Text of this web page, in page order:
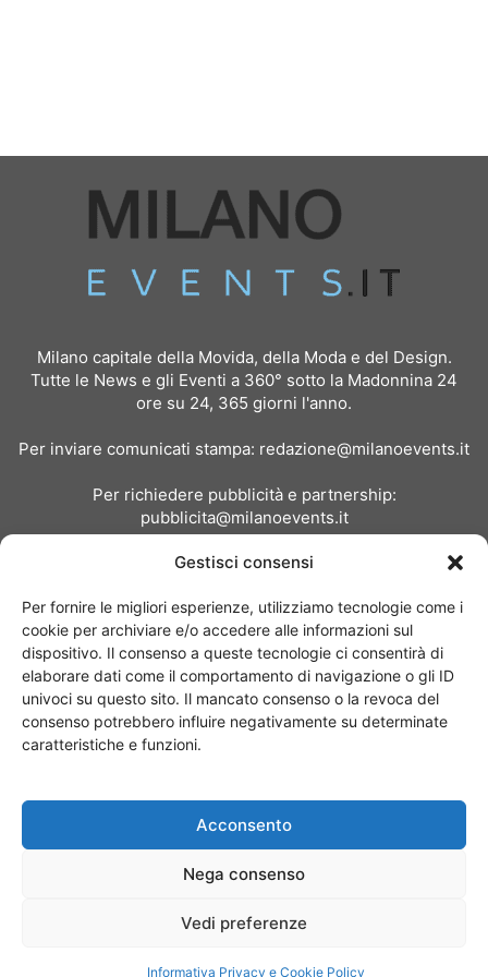
Gestisci consensi
Per fornire le migliori esperienze, utilizziamo tecnologie come i
cookie per archiviare e/o accedere alle informazioni sul
dispositivo. Il consenso a queste tecnologie ci consentirà di
elaborare dati come il comportamento di navigazione o gli ID
univoci su questo sito. Il mancato consenso o la revoca del
consenso potrebbero influire negativamente su determinate
caratteristiche e funzioni.
Acconsento
Nega consenso
Vedi preferenze
Informativa Privacy e Cookie Policy
Milano capitale della Movida, della Moda e del Design.
Tutte le News e gli Eventi a 360° sotto la Madonnina 24
ore su 24, 365 giorni l'anno.
Per inviare comunicati stampa: redazione@milanoevents.it
Per richiedere pubblicità e partnership:
pubblicita@milanoevents.it
Chi siamo I Nostri Clienti
© Copyright 2017 - MilanoEvents.it© managed by